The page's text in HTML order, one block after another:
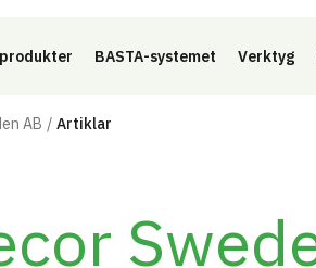
BASTA-systemet Verktyg
AB Artiklar